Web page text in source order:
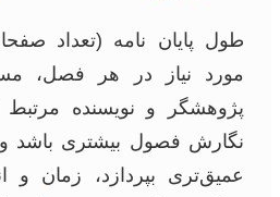
طول پایان نامه (تعداد
مورد نیاز در هر فصل،
پژوهشگر و نویسنده
نگارش فصول بیشتری باشد
عمیق‌تری بپردازد، زمان